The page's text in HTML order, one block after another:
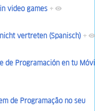
video games +
vertreten (Spanisch) +
de Programación en tu
de Programação no seu